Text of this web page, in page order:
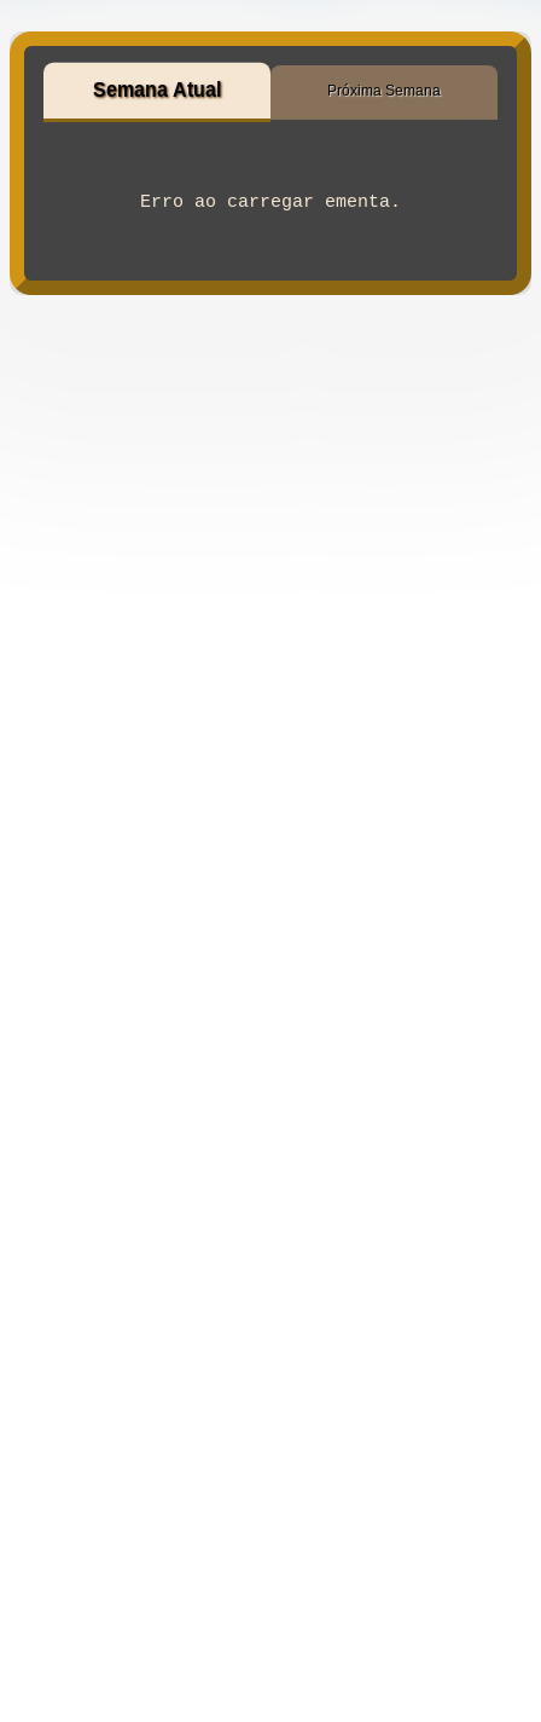
Semana Atual Próxima Semana
Erro ao carregar ementa.